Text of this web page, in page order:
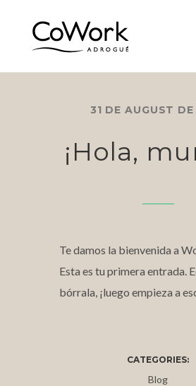
31 DE AUGUST
¡Hola,
Te damos la bienvenida a
Esta es tu primera entrada.
bórrala, ¡luego empieza a
CATEGORIES:
Blog